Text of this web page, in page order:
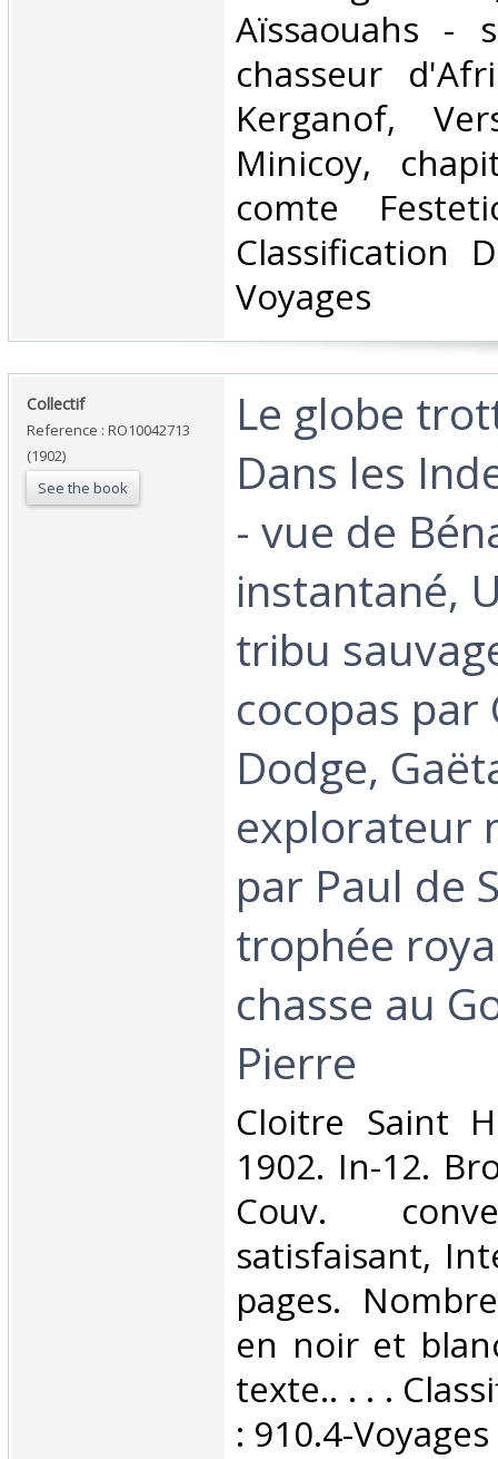
Aïssaouahs -
chasseur
Kerganof,
Minicoy,
comte
Classification
Voyages‎
‎Collectif‎
Reference : RO10042713
(1902)
See the book
‎Le globe
Dans les
- vue de
instantané,
tribu
cocopas par
Dodge,
explorateur
par Paul de
trophée
chasse au
Pierre‎
‎Cloitre Saint
1902. In-12.
Couv.
satisfaisant,
pages.
en noir et
texte.. . . .
: 910.4-Voyages‎